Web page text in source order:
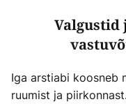
Valgustid
Iga arstiabi koosneb
ruumist ja